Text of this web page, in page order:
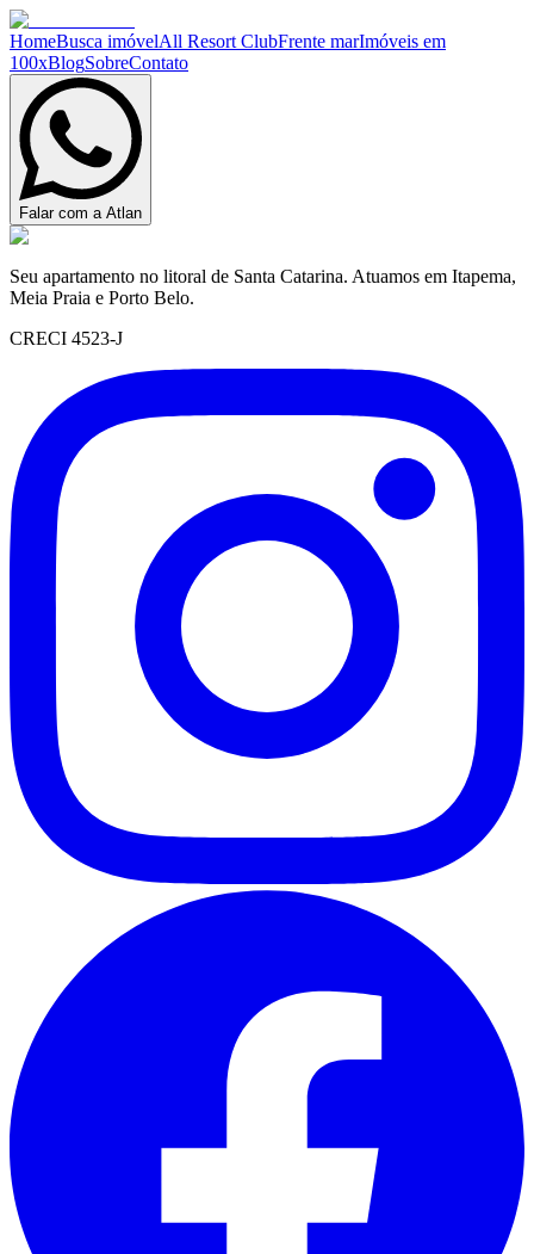
HomeBusca imóvelAll Resort ClubFrente marImóveis em
100xBlogSobreContato
Falar com a Atlan
Seu apartamento no litoral de Santa Catarina. Atuamos em Itapema,
Meia Praia e Porto Belo.
CRECI 4523-J